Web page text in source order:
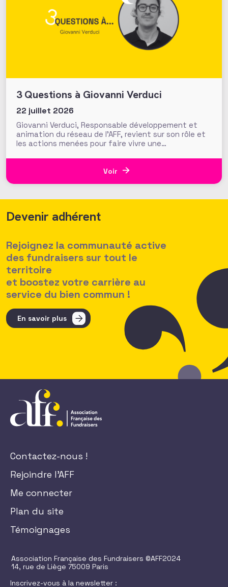
3 Questions à Giovanni Verduci
22 juillet 2026
Giovanni Verduci, Responsable développement et
animation du réseau de l’AFF, revient sur son rôle et
les actions menées pour faire vivre une
L’AFF c’est une équipe, mais c’est aussi et surtout
un réseau. Vous, nos 1350 adhérents, faites la
Voir
Devenir adhérent
Rejoignez la communauté active
des fundraisers sur tout le
territoire
et boostez votre carrière au
service du bien commun !
En savoir plus
Contactez-nous !
Rejoindre l'AFF
Me connecter
Plan du site
Témoignages
Association Française des Fundraisers ©AFF2024
14, rue de Liège 75009 Paris
Inscrivez-vous à la newsletter :